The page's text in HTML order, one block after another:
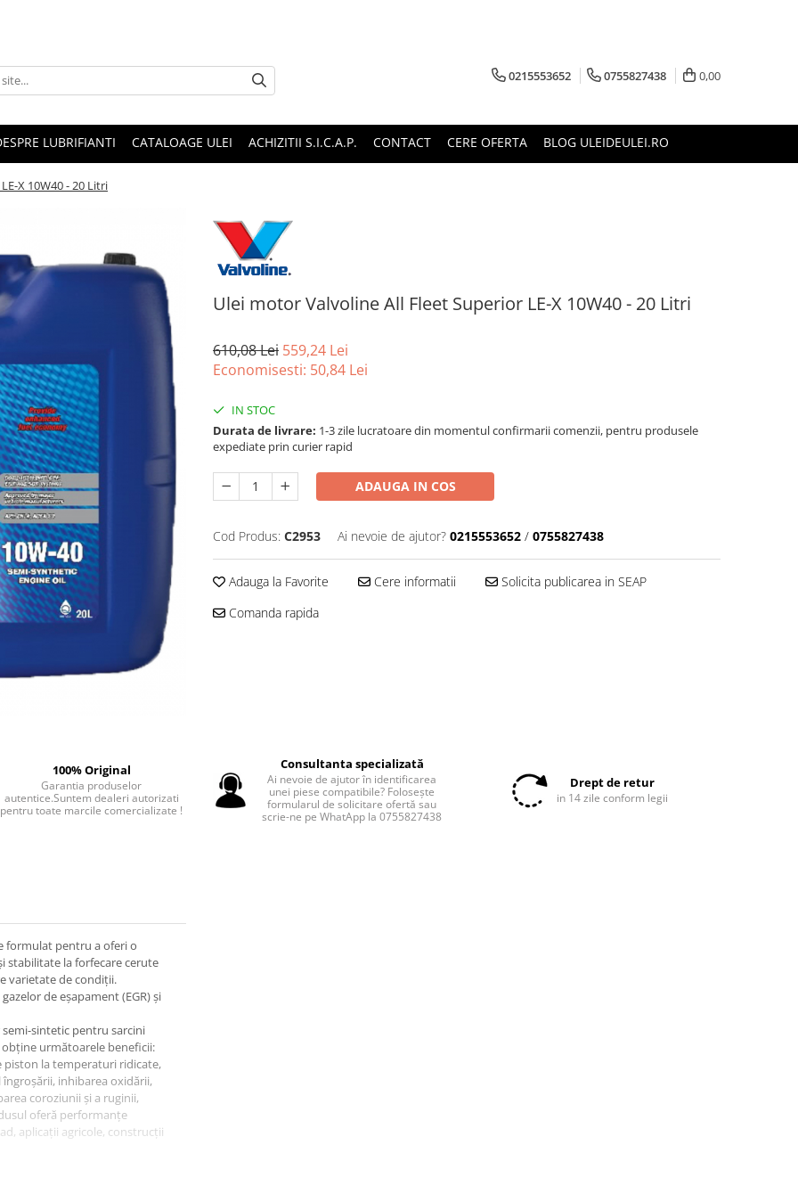
0215553652 0755827438 0,00
LUBRIFIANTI CATALOAGE ULEI ACHIZITII S.I.C.A.P. CONTACT CERE OFERTA BLOG ULEIDEULEI.RO
X 10W40 - 20 Litri
Ulei motor Valvoline All Fleet Superior LE-X 10W40 - 20 Litri
610,08 Lei 559,24 Lei
Economisesti: 50,84 Lei
IN STOC
Durata de livrare: 1-3 zile lucratoare din momentul confirmarii comenzii, pentru produsele
expediate prin curier rapid
ADAUGA IN COS
Cod Produs: C2953 Ai nevoie de ajutor? 0215553652 / 0755827438
Adauga la Favorite Cere informatii
Solicita publicarea in SEAP
Comanda rapida
100% Original
Garantia produselor
autentice.Suntem dealeri autorizati
pentru toate marcile comercializate !
Consultanta specializată
Ai nevoie de ajutor în identificarea
unei piese compatibile? Folosește
formularul de solicitare ofertă sau
scrie-ne pe WhatApp la 0755827438
Drept de retur
in 14 zile conform legii
formulat pentru a oferi o
stabilitate la forfecare cerute
varietate de condiții.
de eșapament (EGR) și
sintetic pentru sarcini
următoarele beneficii:
la temperaturi ridicate,
inhibarea oxidării,
coroziunii și a ruginii,
oferă performanțe
aplicații agricole, construcții